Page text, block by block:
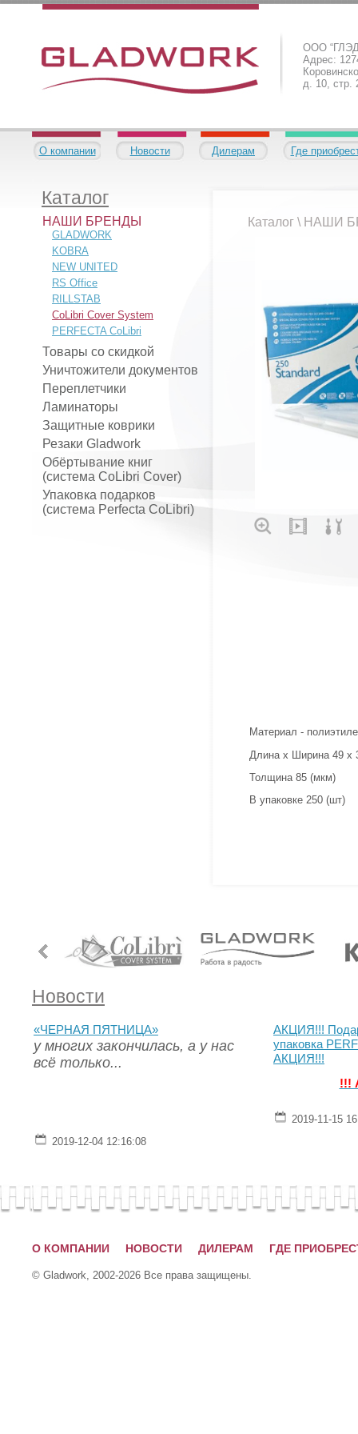
ООО
Адрес:
д. 10, стр.
О компании Новости Дилерам Где
Каталог
НАШИ БРЕНДЫ
GLADWORK
KOBRA
NEW UNITED
RS Office
RILLSTAB
CoLibri Cover System
PERFECTA CoLibri
Товары со скидкой
Уничтожители документов
Переплетчики
Ламинаторы
Защитные коврики
Резаки Gladwork
Обёртывание книг
(система CoLibri Cover)
Упаковка подарков
(система Perfecta CoLibri)
Каталог \ НАШИ
Материал -
Длина х Ширина 49 х
Толщина 85 (мкм)
В упаковке 250 (шт)
Новости
«ЧЕРНАЯ ПЯТНИЦА»
у многих закончилась, а у нас
всё только...
2019-12-04 12:16:08
АКЦИЯ!!!
упаковка
АКЦИЯ!!!
!!!
2019-11-15
О КОМПАНИИ НОВОСТИ ДИЛЕРАМ ГДЕ
© Gladwork, 2002-2026 Все права защищены.